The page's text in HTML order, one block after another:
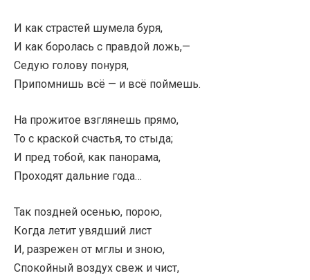
И как страстей шумела буря,
И как боролась с правдой ложь,—
Седую голову понуря,
Припомнишь всё — и всё поймешь.
На прожитое взглянешь прямо,
То с краской счастья, то стыда;
И пред тобой, как панорама,
Проходят дальние года…
Так поздней осенью, порою,
Когда летит увядший лист
И, разрежен от мглы и зною,
Спокойный воздух свеж и чист,